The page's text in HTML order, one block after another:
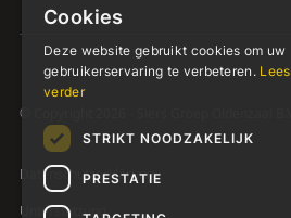
© Copyright 2026 - Siers Groep Oldenzaal B.V.
Datenschutzerklärung
Unterstützung
Cookies
Deze website gebruikt cookies om uw
gebruikerservaring te verbeteren. Lees
verder
STRIKT NOODZAKELIJK
PRESTATIE